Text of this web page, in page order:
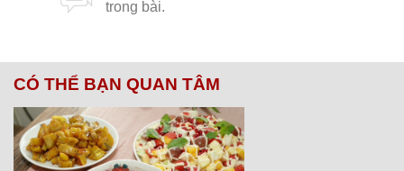
CÓ THỂ BẠN QUAN TÂM